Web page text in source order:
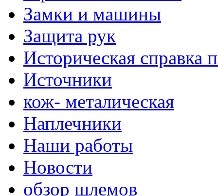
Замки и машины
Защита рук
Историческая справка
Источники
кож- металическая
Наплечники
Наши работы
Новости
обзор шлемов